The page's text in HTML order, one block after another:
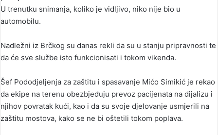
U trenutku snimanja, koliko je vidljivo, niko nije bio u
automobilu.
Nadležni iz Brčkog su danas rekli da su u stanju pripravnosti te
da će sve službe isto funkcionisati i tokom vikenda.
Šef Pododjeljenja za zaštitu i spasavanje Mićo Simikić je rekao
da ekipe na terenu obezbjeđuju prevoz pacijenata na dijalizu i
njihov povratak kući, kao i da su svoje djelovanje usmjerili na
zaštitu mostova, kako se ne bi oštetili tokom poplava.